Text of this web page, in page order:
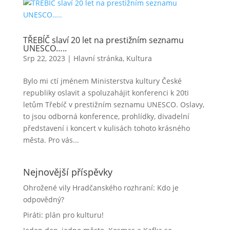
TŘEBÍČ slaví 20 let na prestižním seznamu
UNESCO…..
Srp 22, 2023 | Hlavní stránka, Kultura
Bylo mi ctí jménem Ministerstva kultury České
republiky oslavit a spoluzahájit konferenci k 20ti
letům Třebíč v prestižním seznamu UNESCO. Oslavy,
to jsou odborná konference, prohlídky, divadelní
představení i koncert v kulisách tohoto krásného
města. Pro vás...
Nejnovější příspěvky
Ohrožené vily Hradčanského rozhraní: Kdo je
odpovědný?
Piráti: plán pro kulturu!